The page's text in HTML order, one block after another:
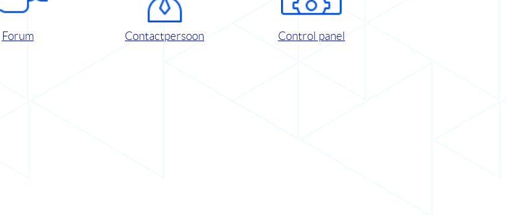
Forum Contactpersoon Control panel